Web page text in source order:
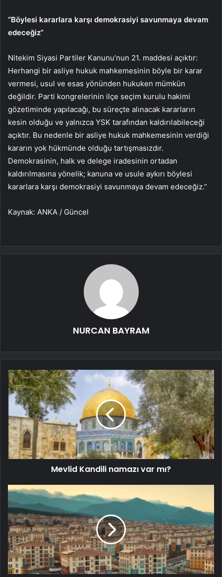
“Böylesi kararlara karşı demokrasiyi savunmaya devam
edeceğiz”
Nitekim Siyasi Partiler Kanunu’nun 21. maddesi açıktır:
Herhangi bir asliye hukuk mahkemesinin böyle bir karar
vermesi, usul ve esas yönünden hukuken mümkün
değildir. Parti kongrelerinin ilçe seçim kurulu hakimi
gözetiminde yapılacağı, bu süreçte alınacak kararların
kesin olduğu ve yalnızca YSK tarafından kaldırılabileceği
açıktır. Bu nedenle bir asliye hukuk mahkemesinin verdiği
kararın yok hükmünde olduğu tartışmasızdır.
Demokrasinin, halk ve delege iradesinin ortadan
kaldırılmasına yönelik; kanuna ve usule aykırı böylesi
kararlara karşı demokrasiyi savunmaya devam edeceğiz.”
Kaynak: ANKA / Güncel
NURCAN BAYRAM
Mevlid Kandili namazı var mı?